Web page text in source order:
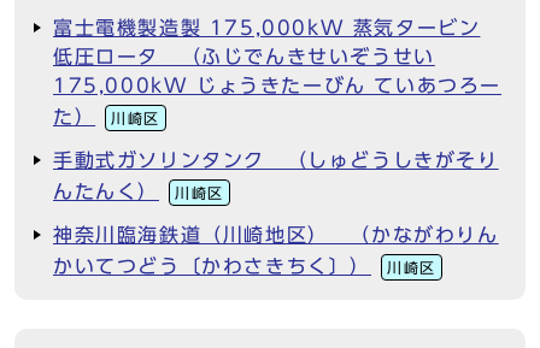
富士電機製造製 175,000kW 蒸気タービン
低圧ロータ （ふじでんきせいぞうせい
175,000kW じょうきたーびん ていあつろー
た）
川崎区
手動式ガソリンタンク （しゅどうしきがそり
んたんく）
川崎区
神奈川臨海鉄道（川崎地区） （かながわりん
かいてつどう〔かわさきちく〕）
川崎区